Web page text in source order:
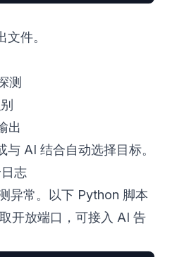
件。
测
出
AI 结合自动选择目标。
志
异常。以下 Python 脚本
开放端口，可接入 AI 告